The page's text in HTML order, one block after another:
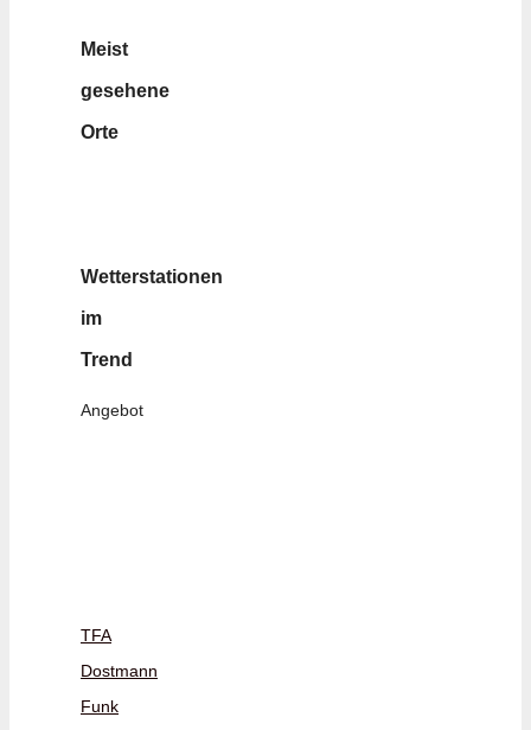
Meist
gesehene
Orte
Wetterstationen
im
Trend
Angebot
TFA
Dostmann
Funk